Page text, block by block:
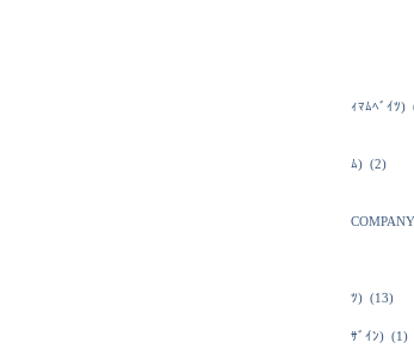
ｨﾏﾑﾍﾞｲﾂ)
ﾑ) (2)
COMPANY
ﾂ) (13)
ｻﾞｲﾝ) (1)